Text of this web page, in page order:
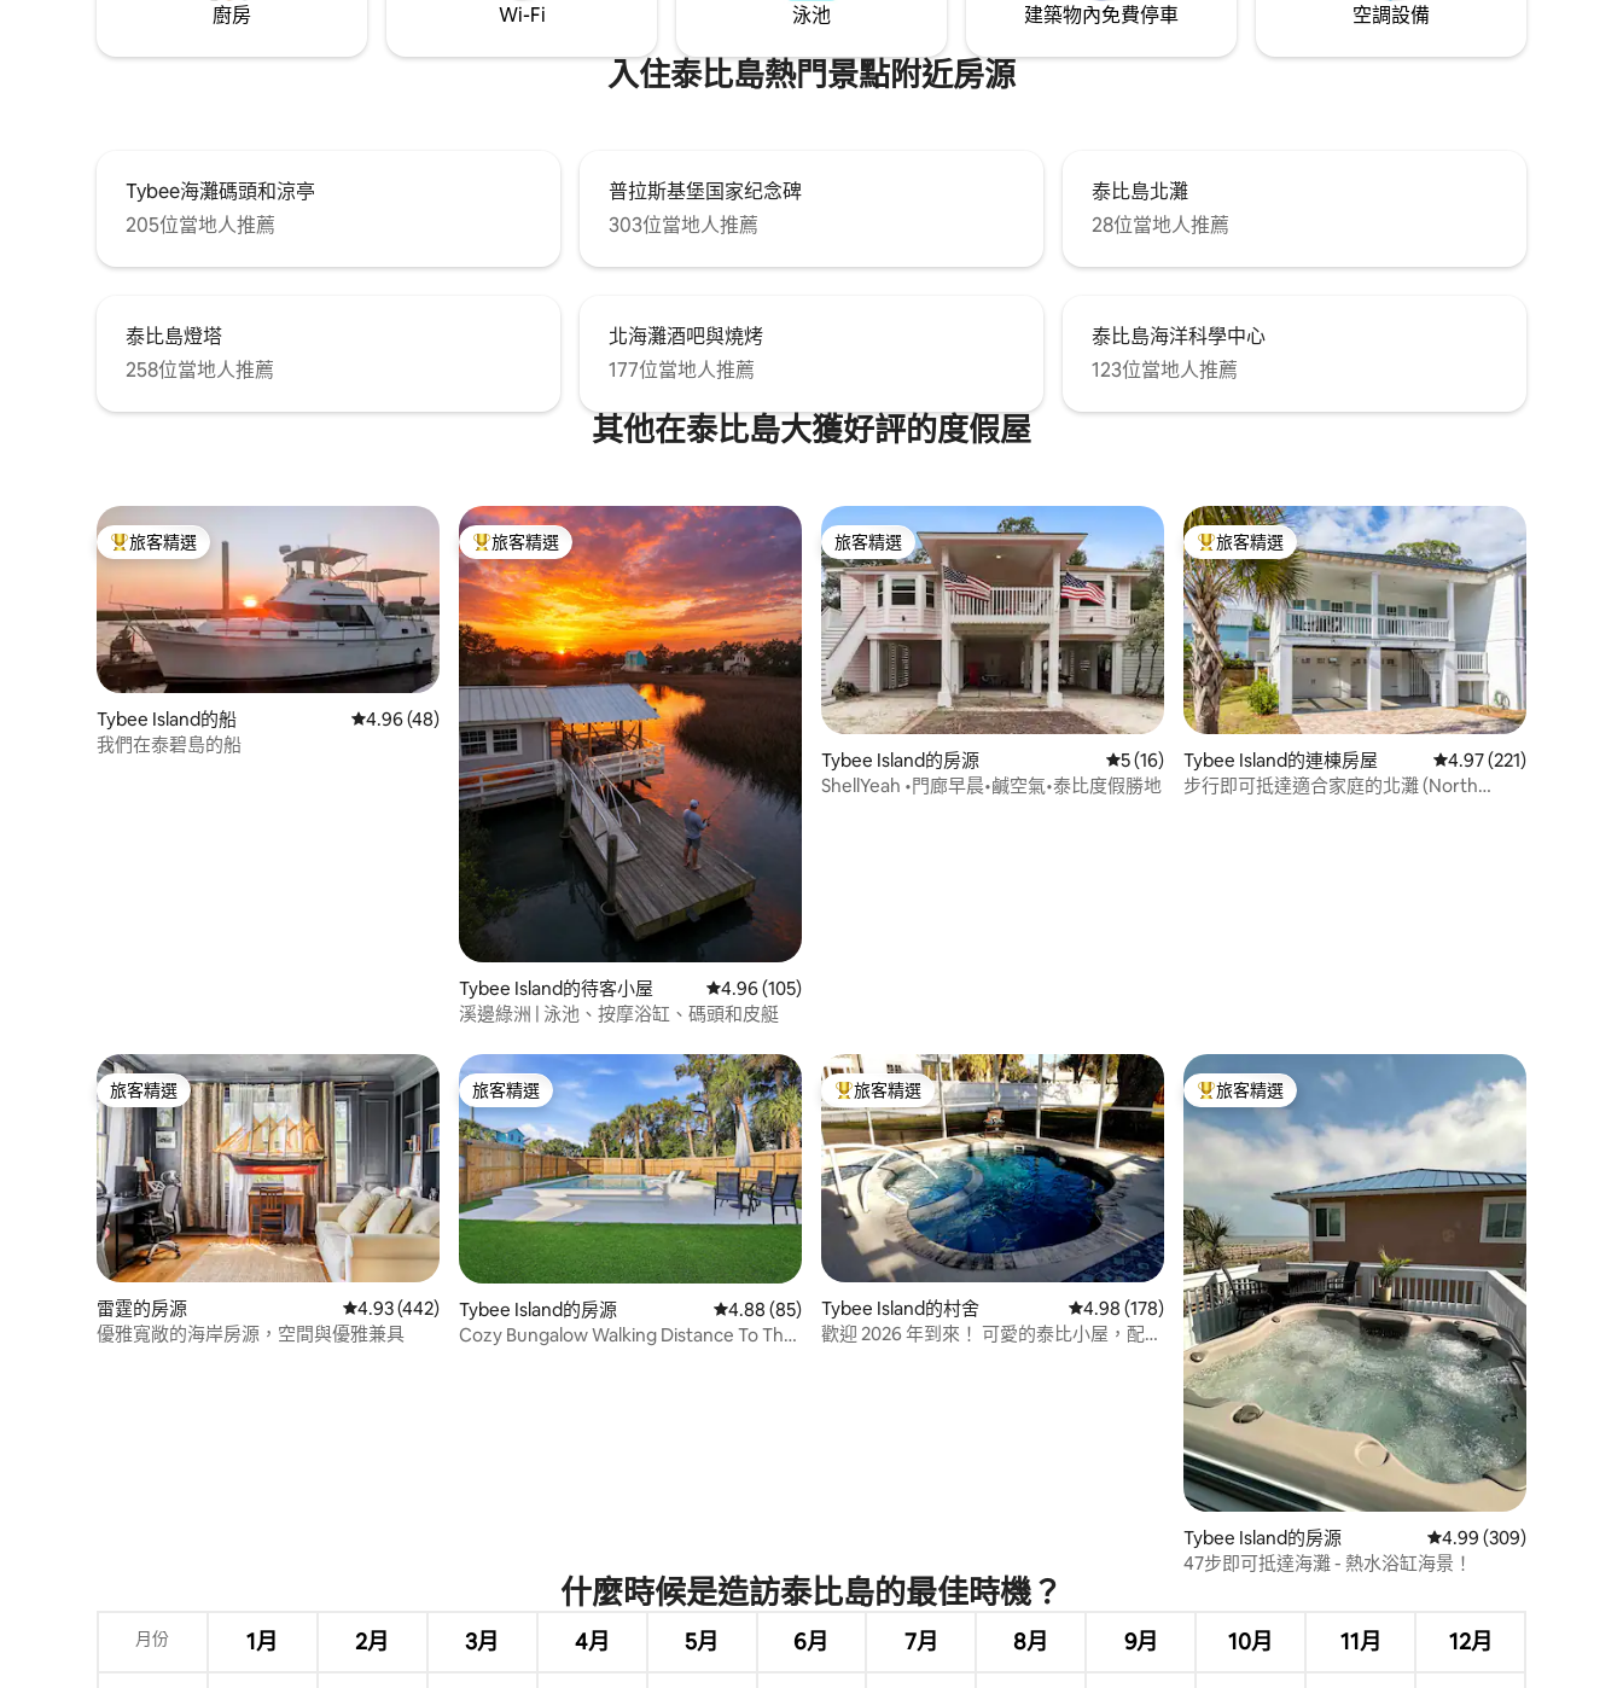
廚房 Wi-Fi 泳池 建築物內免費停車 空調設備
入住泰比島熱門景點附近房源
Tybee海灘碼頭和涼亭
205位當地人推薦
普拉斯基堡国家纪念碑
303位當地人推薦
泰比島北灘
28位當地人推薦
泰比島燈塔
258位當地人推薦
北海灘酒吧與燒烤
177位當地人推薦
泰比島海洋科學中心
123位當地人推薦
其他在泰比島大獲好評的度假屋
旅客精選榜首
旅客精選
Tybee Island的船 從 48 則評價中獲得 4.96 的平均評分（滿分 5 分）
4.96 (48)
我們在泰碧島的船
旅客精選榜首
旅客精選
Tybee Island的待客小屋 從 105 則評價中獲得 4.96 的平均評分（滿分 5 分）
4.96 (105)
溪邊綠洲 | 泳池、按摩浴缸、碼頭和皮艇
旅客精選
旅客精選
Tybee Island的房源 從 16 則評價中獲得 5 的平均評分（滿分 5 分）
5 (16)
ShellYeah •門廊早晨•鹹空氣•泰比度假勝地
旅客精選榜首
旅客精選
Tybee Island的連棟房屋 從 221 則評價中獲得
4.97 (221)
步行即可抵達適合家庭的北灘 (North
旅客精選
旅客精選
雷霆的房源 從 442 則評價中獲得 4.93 的平均評分（滿分 5 分）
4.93 (442)
優雅寬敞的海岸房源，空間與優雅兼具
旅客精選
旅客精選
Tybee Island的房源 從 85 則評價中獲得 4.88 的平均評分（滿分 5 分）
4.88 (85)
Cozy Bungalow Walking Distance To The
旅客精選榜首
旅客精選
Tybee Island的村舍 從 178 則評價中獲得 4.98 的平均評分（滿分 5 分）
4.98 (178)
歡迎 2026 年到來！ 可愛的泰比小屋，配備
旅客精選榜首
旅客精選
Tybee Island的房源 從 309 則評價中獲得
4.99 (309)
47步即可抵達海灘 - 熱水浴缸海景！
什麼時候是造訪泰比島的最佳時機？
月份 1月 2月 3月 4月 5月 6月 7月 8月 9月 10月 11月 12月